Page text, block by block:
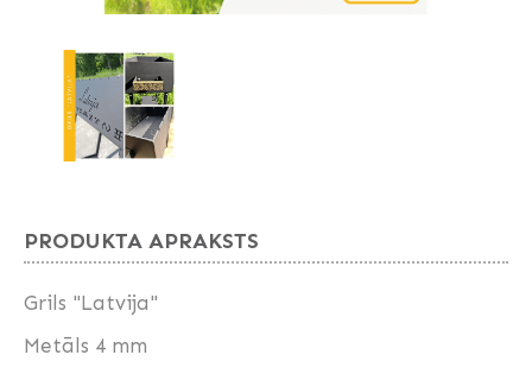
PRODUKTA APRAKSTS
Grils "Latvija"
Metāls 4 mm